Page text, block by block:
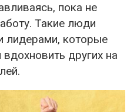
пока не
Такие люди
лидерами, которые
других на